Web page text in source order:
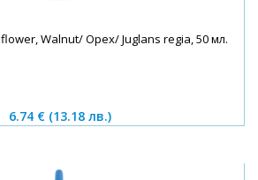
Walnut/ Орех/ Juglans regia, 50 мл.
6.74 € (13.18 лв.)